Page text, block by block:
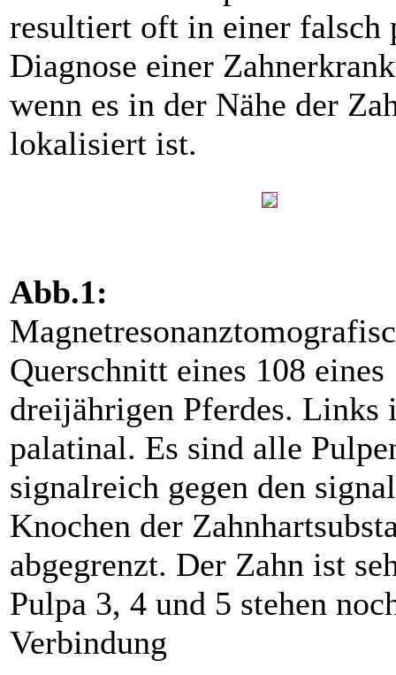
resultiert oft in einer falsch
Diagnose einer
wenn es in der Nähe der
lokalisiert ist.
Abb.1:
Querschnitt eines 108 eines
dreijährigen Pferdes. Links
palatinal. Es sind alle
signalreich gegen den
Knochen der
abgegrenzt. Der Zahn ist
Pulpa 3, 4 und 5 stehen
Verbindung